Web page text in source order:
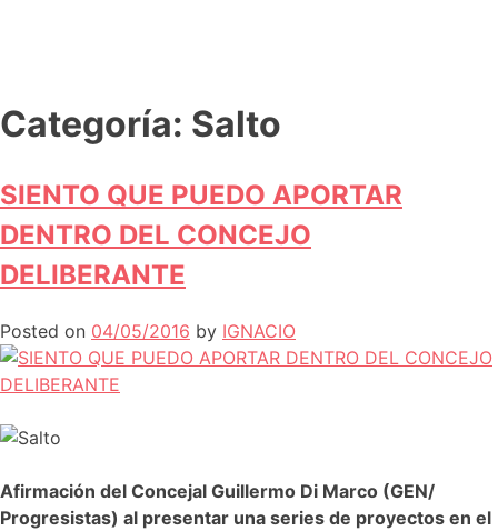
Categoría: Salto
SIENTO QUE PUEDO APORTAR
DENTRO DEL CONCEJO
DELIBERANTE
Posted on 04/05/2016 by IGNACIO
Afirmación del Concejal Guillermo Di Marco (GEN/
Progresistas) al presentar una series de proyectos en el